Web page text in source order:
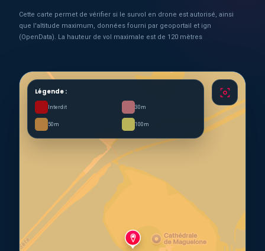
Cette carte permet de vérifier si le survol en drone est autorisé, ainsi
que l'altitude maximum, données fourni par geoportail et ign
(OpenData). La hauteur de vol maximale est de 120 mètres
Légende :
Interdit 30m
50m 100m